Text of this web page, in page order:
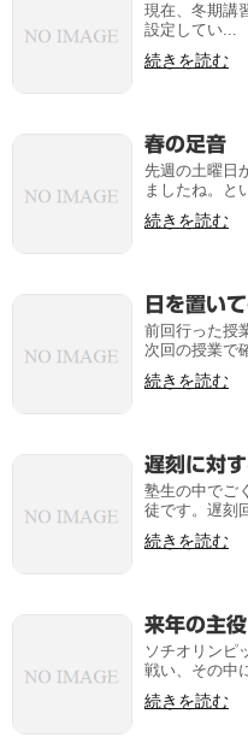
現在、冬期講
設定してい...
続きを読む
春の足音
先週の土曜日
ましたね。と
続きを読む
日を置い
前回行った授
次回の授業で
続きを読む
遅刻に対
塾生の中でご
徒です。遅刻
続きを読む
来年の主
ソチオリンピ
戦い、その中
続きを読む